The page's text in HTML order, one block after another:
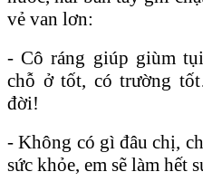
vẻ van lơn:
- Cô ráng giúp giùm
chỗ ở tốt, có trường
đời!
- Không có gì đâu chị,
sức khỏe, em sẽ làm hết